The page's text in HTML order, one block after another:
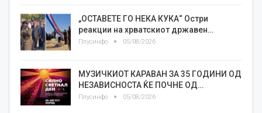
„ОСТАВЕТЕ ГО НЕКА КУКА“ Остри
реакции на хрватскиот државен…
Плусинфо 05/08/2026
МУЗИЧКИОТ КАРАВАН ЗА 35 ГОДИНИ ОД
НЕЗАВИСНОСТА ЌЕ ПОЧНЕ ОД…
Плусинфо 05/08/2026